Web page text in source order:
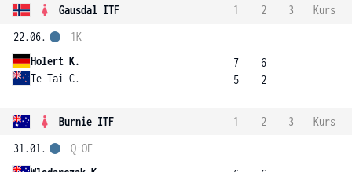
Gausdal ITF 1 2 3
Kurs
22.06.
Holert K.
Te Tai C.
1K
7
5
6
2
Burnie ITF 1 2 3
Kurs
31.01.
Q-OF